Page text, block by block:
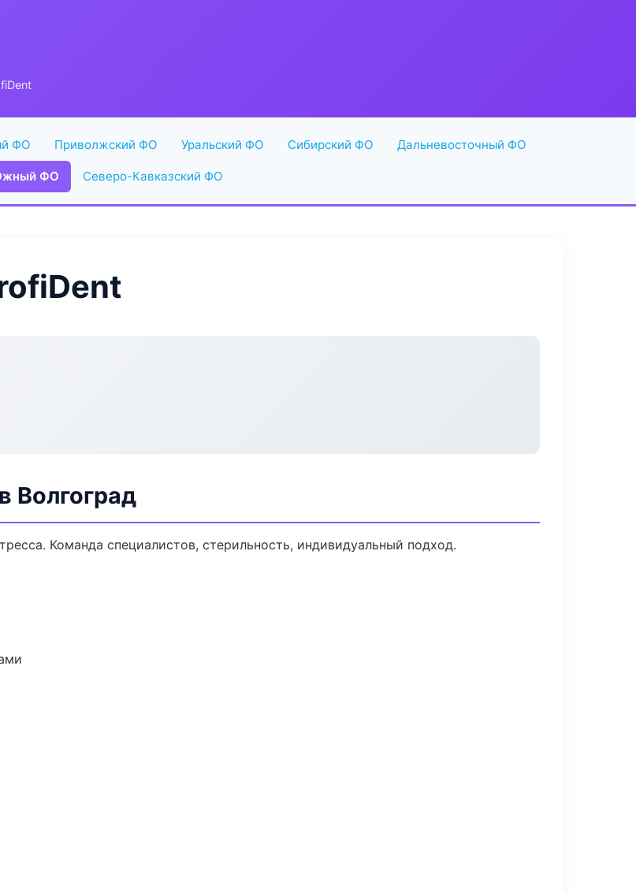
ФО Приволжский ФО Уральский ФО Сибирский ФО Дальневосточный ФО
ФО Северо-Кавказский ФО
Волгоград
Команда специалистов, стерильность, индивидуальный подход.